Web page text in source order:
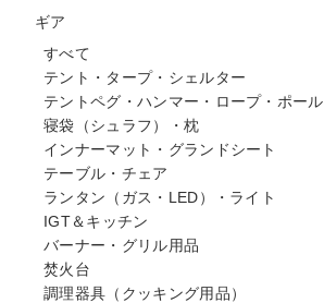
ギア
すべて
テント・タープ・シェルター
テントペグ・ハンマー・ロープ・ポール
寝袋（シュラフ）・枕
インナーマット・グランドシート
テーブル・チェア
ランタン（ガス・LED）・ライト
IGT＆キッチン
バーナー・グリル用品
焚火台
調理器具（クッキング用品）